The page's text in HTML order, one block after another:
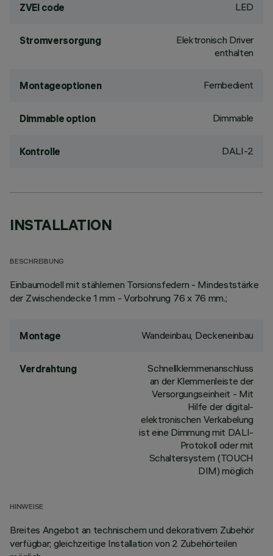
ZVEI code LED
Stromversorgung
Elektronisch Driver
enthalten
Montageoptionen Fernbedient
Dimmable option Dimmable
Kontrolle DALI-2
INSTALLATION
BESCHREIBUNG
Einbaumodell mit stählernen Torsionsfedern - Mindeststärke
der Zwischendecke 1 mm - Vorbohrung 76 x 76 mm.;
Montage Wandeinbau, Deckeneinbau
Verdrahtung
Schnellklemmenanschluss
an der Klemmenleiste der
Versorgungseinheit - Mit
Hilfe der digital-
elektronischen Verkabelung
ist eine Dimmung mit DALI-
Protokoll oder mit
Schaltersystem (TOUCH
DIM) möglich
HINWEISE
Breites Angebot an technischem und dekorativem Zubehör
verfügbar; gleichzeitige Installation von 2 Zubehörteilen